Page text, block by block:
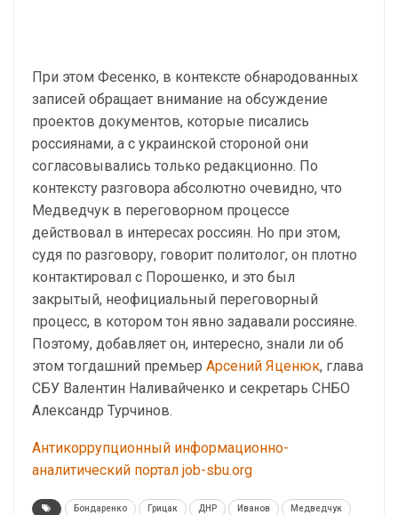
При этом Фесенко, в контексте обнародованных
записей обращает внимание на обсуждение
проектов документов, которые писались
россиянами, а с украинской стороной они
согласовывались только редакционно. По
контексту разговора абсолютно очевидно, что
Медведчук в переговорном процессе
действовал в интересах россиян. Но при этом,
судя по разговору, говорит политолог, он плотно
контактировал с Порошенко, и это был
закрытый, неофициальный переговорный
процесс, в котором тон явно задавали россияне.
Поэтому, добавляет он, интересно, знали ли об
этом тогдашний премьер Арсений Яценюк, глава
СБУ Валентин Наливайченко и секретарь СНБО
Александр Турчинов.
Антикоррупционный информационно-
аналитический портал job-sbu.org
Бондаренко Грицак ДНР Иванов Медведчук